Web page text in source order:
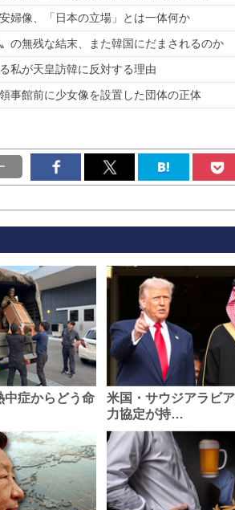
婦像、「日本の立場」とは一体何か
〟の無残な結末、また韓国にだまされるのか
私が天皇訪韓に反対する理由
事館前に少女像を設置した団体の正体
中症からどう命
米国・サウジアラビ
力協定が持…